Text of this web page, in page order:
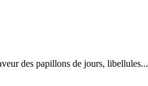
des papillons de jours, libellules...